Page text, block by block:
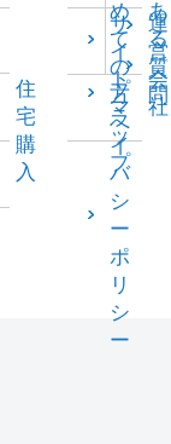
住
宅
購
入
め
て
の
方
へ
あ
る
質
問
サ
イ
ト
マ
ッ
プ
運
営
会
社
プ
ラ
イ
バ
シ
ー
ポ
リ
シ
ー